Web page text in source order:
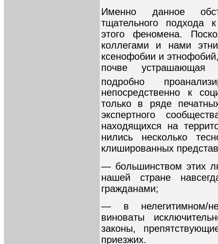
Именно данное
тщательного подхода
этого феномена.
коллегами и нами
ксенофобии и
почве устрашающая
подробно
непосредственно к
только в ряде
экспертного
находящихся на
нились несколько
клишированных
— большинством этих
нашей стране
гражданами;
— в нелегитимном/
виноваты
законы,
приезжих.